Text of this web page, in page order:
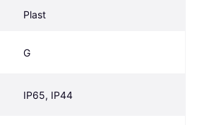
Plast
G
IP65, IP44